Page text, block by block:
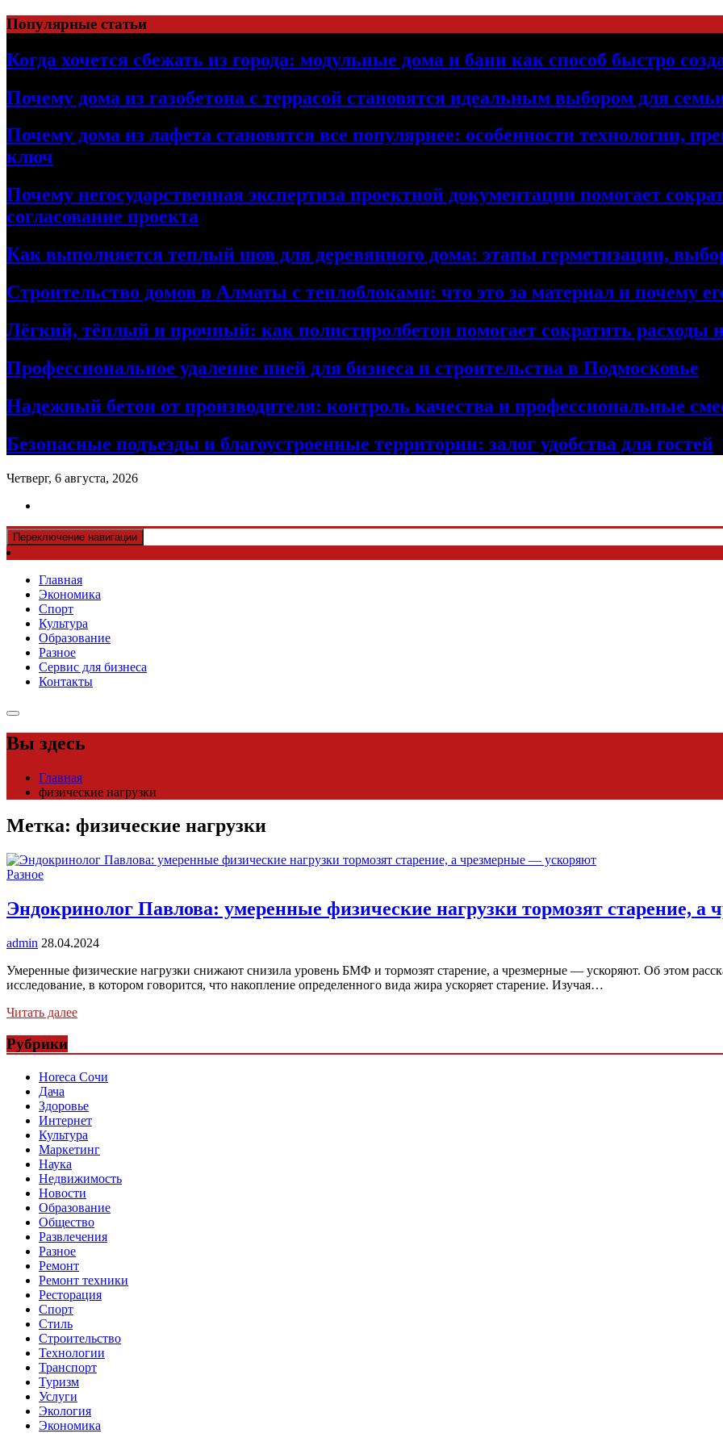
Перейти
к
содержимому
Популярные статьи
Когда хочется сбежать из города: модульные дома и бани как способ быстро
Почему дома из газобетона с террасой становятся идеальным выбором для
Почему дома из лафета становятся все популярнее: особенности технологии,
ключ
Почему негосударственная экспертиза проектной документации помогает
согласование проекта
Как выполняется теплый шов для деревянного дома: этапы герметизации,
Строительство домов в Алматы с теплоблоками: что это за материал и почему
Лёгкий, тёплый и прочный: как полистиролбетон помогает сократить расходы
Профессиональное удаление пней для бизнеса и строительства в Подмосковье
Надежный бетон от производителя: контроль качества и профессиональные
Безопасные подъезды и благоустроенные территории: залог удобства для гостей
Четверг, 6 августа, 2026
Переключение навигации
Главная
Экономика
Спорт
Культура
Образование
Разное
Сервис для бизнеса
Контакты
Вы здесь
Главная
физические нагрузки
Метка: физические нагрузки
Разное
Эндокринолог Павлова: умеренные физические нагрузки тормозят старение,
admin 28.04.2024
Умеренные физические нагрузки снижают снизила уровень БМФ и тормозят старение, а чрезмерные — ускоряют. Об этом
исследование, в котором говорится, что накопление определенного вида жира ускоряет старение. Изучая…
Читать далее
Рубрики
Horeca Сочи
Дача
Здоровье
Интернет
Культура
Маркетинг
Наука
Недвижимость
Новости
Образование
Общество
Развлечения
Разное
Ремонт
Ремонт техники
Ресторация
Спорт
Стиль
Строительство
Технологии
Транспорт
Туризм
Услуги
Экология
Экономика